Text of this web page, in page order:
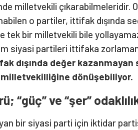
milletvekili çıkarabilmeleridir.
o partiler, ittifak dışında
tek bir milletvekili bile
siyasi partileri ittifaka
dışında değer kazanmayan
dönüşebiliyor.
“güç” ve “şer”
bir siyasi parti için iktidar